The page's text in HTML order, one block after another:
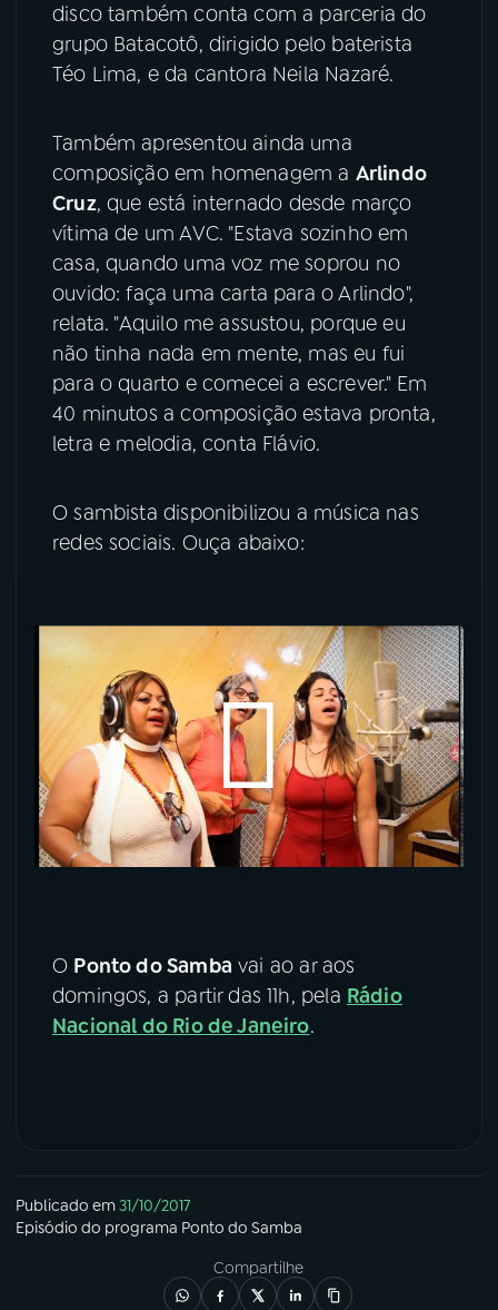
disco também conta com a parceria do
grupo Batacotô, dirigido pelo baterista
Téo Lima, e da cantora Neila Nazaré.
Também apresentou ainda uma
composição em homenagem a Arlindo
Cruz, que está internado desde março
vítima de um AVC. "Estava sozinho em
casa, quando uma voz me soprou no
ouvido: faça uma carta para o Arlindo",
relata. "Aquilo me assustou, porque eu
não tinha nada em mente, mas eu fui
para o quarto e comecei a escrever." Em
40 minutos a composição estava pronta,
letra e melodia, conta Flávio.
O sambista disponibilizou a música nas
redes sociais. Ouça abaixo:
O Ponto do Samba vai ao ar aos
domingos, a partir das 11h, pela Rádio
Nacional do Rio de Janeiro.
Publicado em31/10/2017
Episódio do programa Ponto do Samba
Compartilhe